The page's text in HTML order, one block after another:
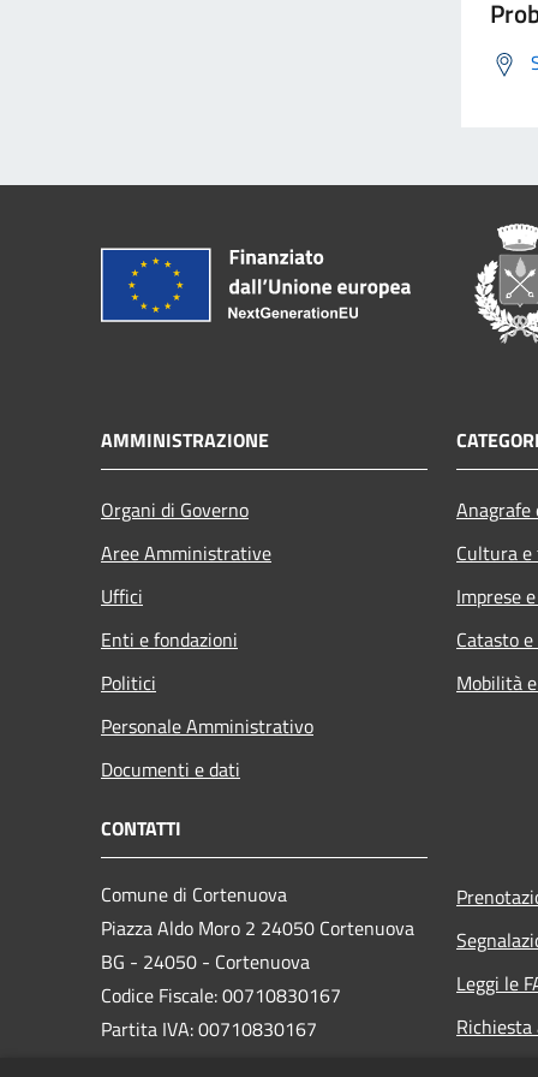
AMMINISTRAZIONE
Organi di Governo
Aree Amministrative
Uffici
Enti e fondazioni
Politici
Personale Amministrativo
Documenti e dati
Cultura
Imprese
Catasto
Mobilità
CONTATTI
Comune di Cortenuova
Piazza Aldo Moro 2 24050 Cortenuova
BG - 24050 - Cortenuova
Codice Fiscale: 00710830167
Partita IVA: 00710830167
Leggi le